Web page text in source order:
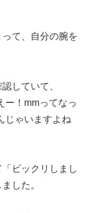
て、自分の腕を
していて、
ー！mmってなっ
じゃいますよね
ビックリしまし
した。